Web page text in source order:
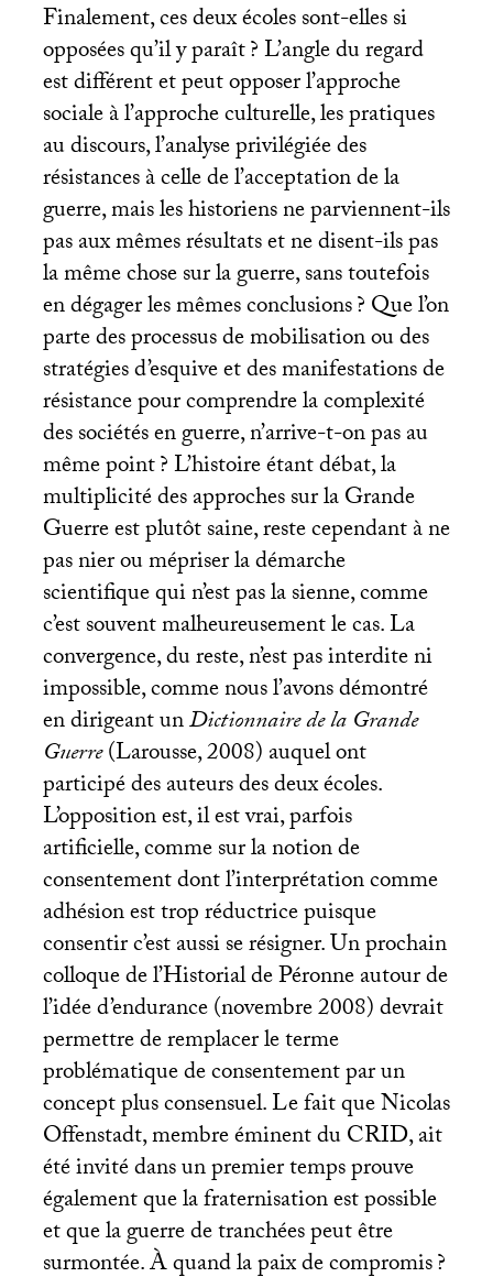
Finalement, ces deux écoles sont-elles si
opposées qu’il y paraît? L’angle du regard
est différent et peut opposer l’approche
sociale à l’approche culturelle, les pratiques
au discours, l’analyse privilégiée des
résistances à celle de l’acceptation de la
guerre, mais les historiens ne parviennent-ils
pas aux mêmes résultats et ne disent-ils pas
la même chose sur la guerre, sans toutefois
en dégager les mêmes conclusions? Que l’on
parte des processus de mobilisation ou des
stratégies d’esquive et des manifestations de
résistance pour comprendre la complexité
des sociétés en guerre, n’arrive-t-on pas au
même point? L’histoire étant débat, la
multiplicité des approches sur la Grande
Guerre est plutôt saine, reste cependant à ne
pas nier ou mépriser la démarche
scientifique qui n’est pas la sienne, comme
c’est souvent malheureusement le cas. La
convergence, du reste, n’est pas interdite ni
impossible, comme nous l’avons démontré
en dirigeant unDictionnaire de la Grande
Guerre(Larousse, 2008) auquel ont
participé des auteurs des deux écoles.
L’opposition est, il est vrai, parfois
artificielle, comme sur la notion de
consentement dont l’interprétation comme
adhésion est trop réductrice puisque
consentir c’est aussi se résigner. Un prochain
colloque de l’Historial de Péronne autour de
l’idée d’endurance (novembre 2008) devrait
permettre de remplacer le terme
problématique de consentement par un
concept plus consensuel. Le fait que Nicolas
Offenstadt, membre éminent duCRID, ait
été invité dans un premier temps prouve
également que la fraternisation est possible
et que la guerre de tranchées peut être
surmontée. À quand la paix de compromis?